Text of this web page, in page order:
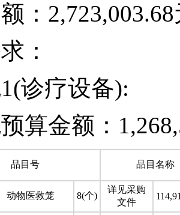
：
：
诊疗设备):
算金额：
品目号 品目名称
动物医救笼 8(个)
详见采购
文件